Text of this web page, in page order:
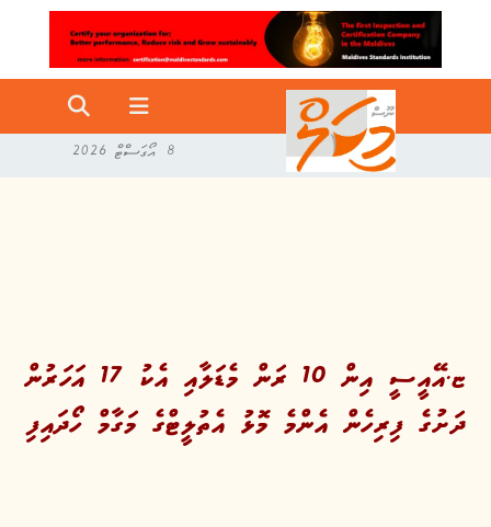
8 އޯގަސްޓް 2026
ޏ.އޭއީސީ އިން 10 ރަން މެޑަލާއި އެކު 17 އަހަރުން
ދަށުގެ ފިރިހެން އެންމެ މޮޅު އެތުލީޓްގެ މަގާމް ހޯދައިފި